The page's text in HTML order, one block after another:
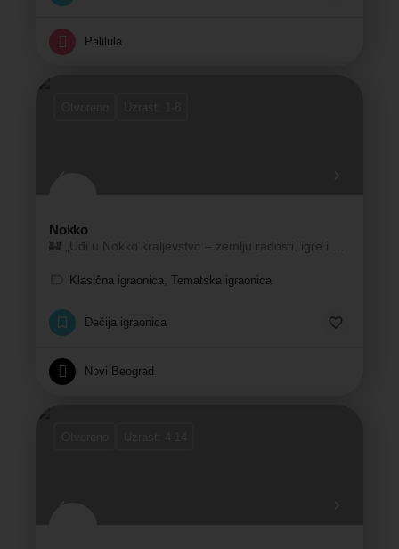
Palilula
Nokko
Klasična igraonica, Tematska igraonica
Dečija igraonica
Novi Beograd